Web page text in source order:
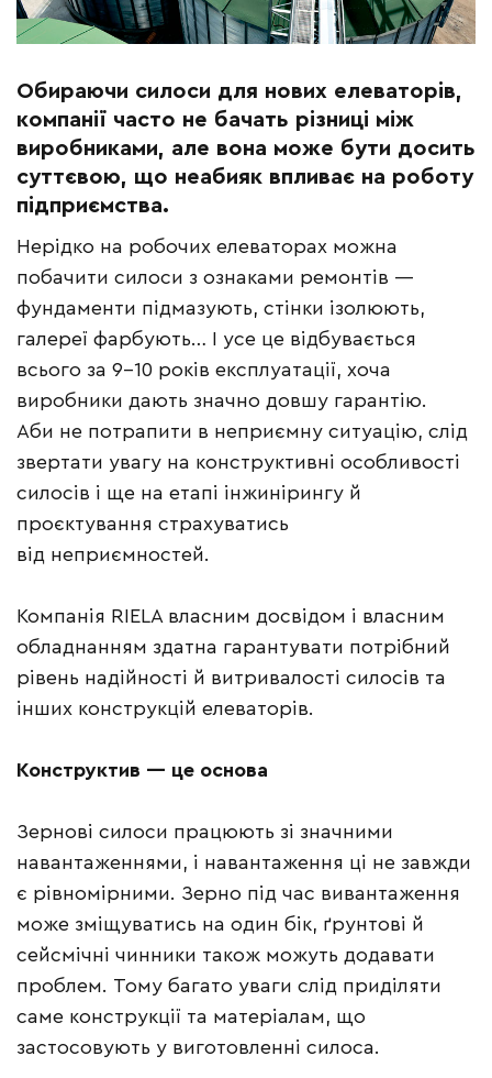
Обираючи силоси для нових елеваторів,
компанії часто не бачать різниці між
виробниками, але вона може бути досить
суттєвою, що неабияк впливає на роботу
підприємства.
Нерідко на робочих елеваторах можна
побачити силоси з ознаками ремонтів —
фундаменти підмазують, стінки ізолюють,
галереї фарбують… І усе це відбувається
всього за 9–10 років експлуатації, хоча
виробники дають значно довшу гарантію.
Аби не потрапити в неприємну ситуацію, слід
звертати увагу на конструктивні особливості
силосів і ще на етапі інжинірингу й
проєктування страхуватись
від неприємностей.
Компанія RIELA власним досвідом і власним
обладнанням здатна гарантувати потрібний
рівень надійності й витривалості силосів та
інших конструкцій елеваторів.
Конструктив — це основа
Зернові силоси працюють зі значними
навантаженнями, і навантаження ці не завжди
є рівномірними. Зерно під час вивантаження
може зміщуватись на один бік, ґрунтові й
сейсмічні чинники також можуть додавати
проблем. Тому багато уваги слід приділяти
саме конструкції та матеріалам, що
застосовують у виготовленні силоса.